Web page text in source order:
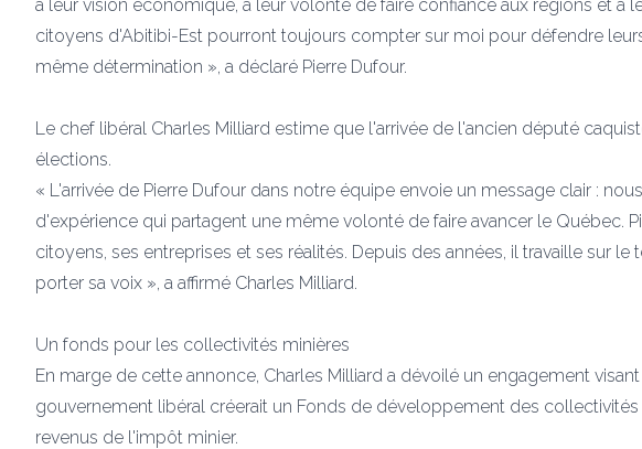
à leur vision économique, à leur volonté de faire confiance aux régions et à
citoyens d'Abitibi-Est pourront toujours compter sur moi pour défendre
même détermination », a déclaré Pierre Dufour.
Le chef libéral Charles Milliard estime que l'arrivée de l'ancien député
élections.
« L'arrivée de Pierre Dufour dans notre équipe envoie un message clair :
d'expérience qui partagent une même volonté de faire avancer le Québec.
citoyens, ses entreprises et ses réalités. Depuis des années, il travaille sur
porter sa voix », a affirmé Charles Milliard.
Un fonds pour les collectivités minières
En marge de cette annonce, Charles Milliard a dévoilé un engagement
gouvernement libéral créerait un Fonds de développement des collectivités
revenus de l'impôt minier.